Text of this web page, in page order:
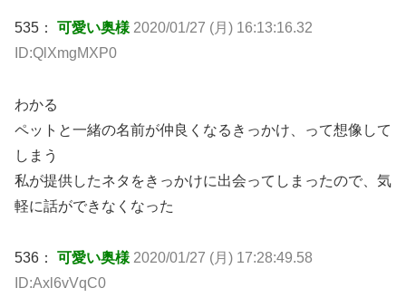
535： 可愛い奥様 2020/01/27 (月) 16:13:16.32
ID:QlXmgMXP0
わかる
ペットと一緒の名前が仲良くなるきっかけ、って想像して
しまう
私が提供したネタをきっかけに出会ってしまったので、気
軽に話ができなくなった
536： 可愛い奥様 2020/01/27 (月) 17:28:49.58
ID:Axl6vVqC0